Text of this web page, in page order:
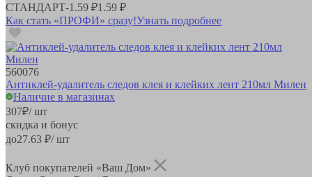
СТАНДАРТ-1.59 ₽1.59 ₽
Как стать «ПРОФИ» сразу!Узнать подробнее
560076
Антиклей-удалитель следов клея и клейких лент 210мл Милен
Наличие в магазинах
307₽/ шт
скидка и бонус
до27.63 ₽/ шт
Клуб покупателей «Ваш Дом»